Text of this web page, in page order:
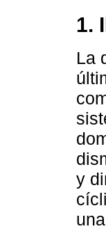
1.
La
y